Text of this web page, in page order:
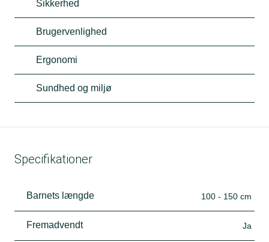
Sikkerhed
Brugervenlighed
Ergonomi
Sundhed og miljø
Specifikationer
Barnets længde 100 - 150 cm
Fremadvendt Ja